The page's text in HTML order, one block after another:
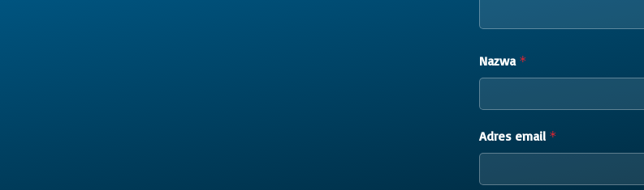
Nazwa *
Adres email *